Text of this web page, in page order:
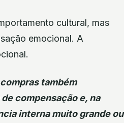
cultural, mas
emocional. A
também
compensação e, na
interna muito grande ou